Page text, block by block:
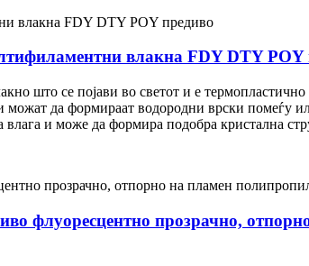
влакна FDY DTY POY
што се појави во светот и е
да формираат водородни врски помеѓу
влага и може да формира подобра кристална
флуоресцентно прозрачно,